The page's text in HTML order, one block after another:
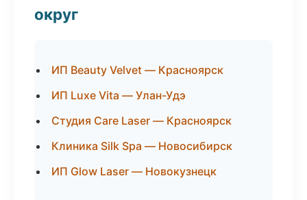
округ
ИП Beauty Velvet — Красноярск
ИП Luxe Vita — Улан-Удэ
Студия Care Laser — Красноярск
Клиника Silk Spa — Новосибирск
ИП Glow Laser — Новокузнецк